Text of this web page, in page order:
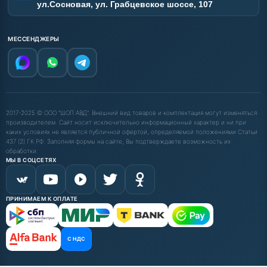
ул.Сосновая, ул. Грабцевское шоссе, 107
МЕССЕНДЖЕРЫ
2017-2025 © ООО "ШОП АВД". Внешний вид товаров и комплектация могут изменяться
производителем. Сайт носит исключительно информационный характер и ни при
каких условиях не является публичной офертой, определяемой положениями Статьи
437 (2) ГК РФ. Заполняя формы на сайте, Вы подтверждаете возможность их
обработки.
МЫ В СОЦСЕТЯХ
ПРИНИМАЕМ К ОПЛАТЕ
С НДС